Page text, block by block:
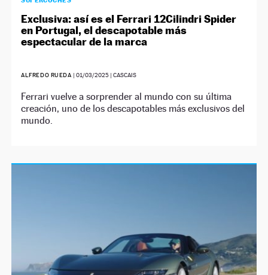
Exclusiva: así es el Ferrari 12Cilindri Spider
en Portugal, el descapotable más
espectacular de la marca
ALFREDO RUEDA | 01/03/2025| CASCAIS
Ferrari vuelve a sorprender al mundo con su última
creación, uno de los descapotables más exclusivos del
mundo.